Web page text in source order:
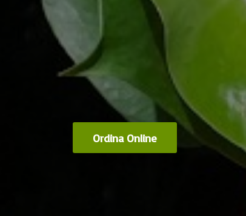
Ordina Online